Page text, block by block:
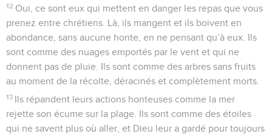
12 Oui, ce sont eux qui mettent en danger les repas que vous
prenez entre chrétiens. Là, ils mangent et ils boivent en
abondance, sans aucune honte, en ne pensant qu’à eux. Ils
sont comme des nuages emportés par le vent et qui ne
donnent pas de pluie. Ils sont comme des arbres sans fruits
au moment de la récolte, déracinés et complètement morts.
13 Ils répandent leurs actions honteuses comme la mer
rejette son écume sur la plage. Ils sont comme des étoiles
qui ne savent plus où aller, et Dieu leur a gardé pour toujours